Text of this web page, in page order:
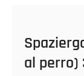
al perro)